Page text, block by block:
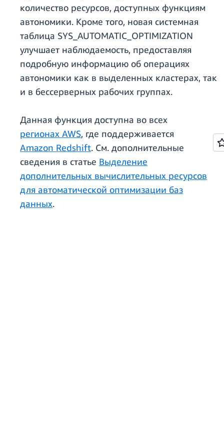
количество ресурсов, доступных функциям
автономики. Кроме того, новая системная
таблица SYS_AUTOMATIC_OPTIMIZATION
улучшает наблюдаемость, предоставляя
подробную информацию об операциях
автономики как в выделенных кластерах, так
и в бессерверных рабочих группах.
Данная функция доступна во всех
регионах AWS, где поддерживается
Amazon Redshift. См. дополнительные
сведения в статье Выделение
дополнительных вычислительных ресурсов
для автоматической оптимизации баз
данных.